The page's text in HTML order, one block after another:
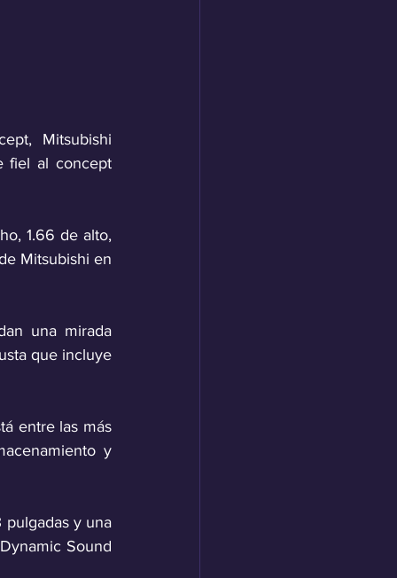
Mitsubishi
fiel al concept
1.66 de alto,
Mitsubishi en
una mirada
que incluye
entre las más
y
pulgadas y una
Sound